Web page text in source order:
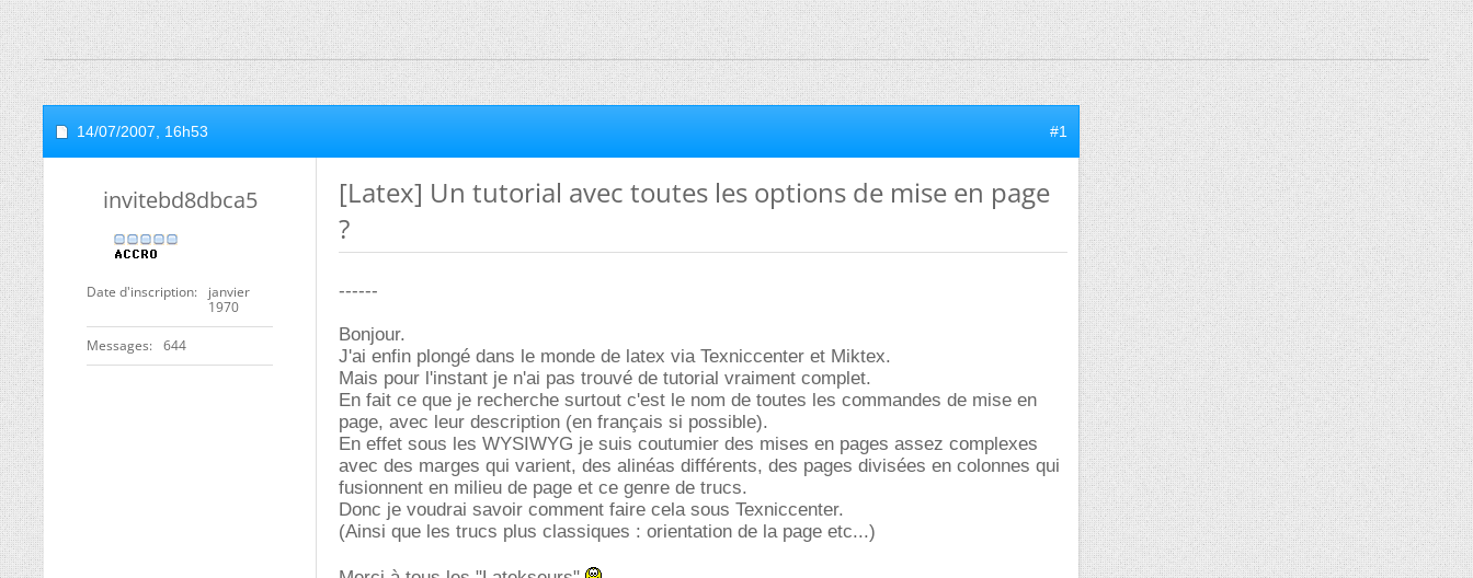
14/07/2007, 16h53 #1
invitebd8dbca5
Date d'inscription
janvier
1970
Messages 644
[Latex] Un tutorial avec toutes les options de mise en page
?
------
Bonjour.
J'ai enfin plongé dans le monde de latex via Texniccenter et Miktex.
Mais pour l'instant je n'ai pas trouvé de tutorial vraiment complet.
En fait ce que je recherche surtout c'est le nom de toutes les commandes de mise en
page, avec leur description (en français si possible).
En effet sous les WYSIWYG je suis coutumier des mises en pages assez complexes
avec des marges qui varient, des alinéas différents, des pages divisées en colonnes qui
fusionnent en milieu de page et ce genre de trucs.
Donc je voudrai savoir comment faire cela sous Texniccenter.
(Ainsi que les trucs plus classiques : orientation de la page etc...)